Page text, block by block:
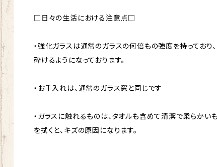
□日々の生活における注意点□
・強化ガラスは通常のガラスの何倍もの強度を持ってお
砕けるようになっております。
・お手入れは、通常のガラス窓と同じです
・ガラスに触れるものは、タオルも含めて清潔で柔らかい
を拭くと、キズの原因になります。